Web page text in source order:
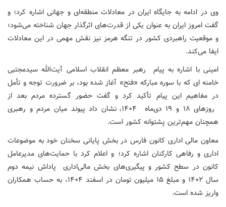
وی در ادامه به جایگاه ایران در معادلات منطقه‌ای و جهانی اشاره کرد؛ و
گفت امروز ایران به عنوان یکی از قدرت‌های اثرگذار جهان شناخته می‌شود؛
و موقعیت راهبردی کشور در تنگه هرمز نیز نقش مهمی در این معادلات
ایفا می‌کند.
امینی با اشاره به پیام رهبر معظم انقلاب اسلامی آیت‌الله سیدمجتبی
خامنه ای که با سوره مبارکه «فتح» آغاز شده بود، بر ضرورت توجه و تأمل
در مفاهیم این پیام تأکید کرد و گفت حضور گسترده مردم بعد از
روزهای ۱۸ و ۱۹ دی‌ماه ۱۴۰۴، نشان داد پیوند میان مردم و رهبری
همچنان مهم‌ترین پشتوانه کشور است.
معاون مالی اداری کانون فارس در بخش پایانی سخنان خود به موضوعات
اداری و رفاهی کارکنان اشاره کرد؛ و اعلام کرد با حمایت‌های مدیرعامل
کانون در سطح کشور و پیگیری‌های بخش مالی‌اداری پاداش نیمه دوم
سال ۱۴۰۲ و مبلغ ۱۵ میلیون تومان در اسفند ۱۴۰۴، به حساب همکاران
واریز شده است.